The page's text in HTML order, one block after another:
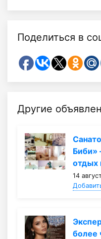
Поделиться в
Другие
Биби»
отдых
14
более